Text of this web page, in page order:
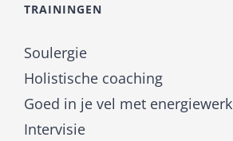
TRAININGEN
Soulergie
Holistische coaching
Goed in je vel met energiewerk
Intervisie